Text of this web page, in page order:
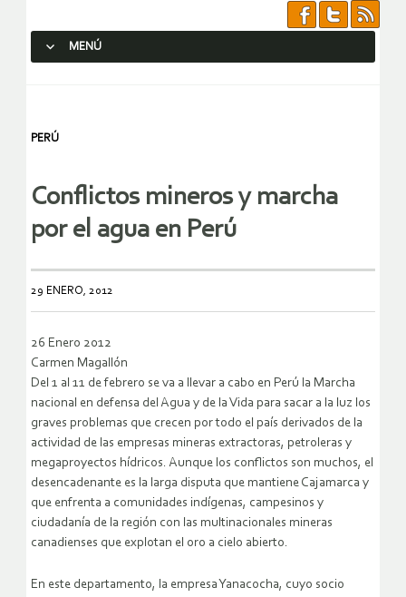
MENÚ
PERÚ
Conflictos mineros y marcha
por el agua en Perú
29 ENERO, 2012
26 Enero 2012
Carmen Magallón
Del 1 al 11 de febrero se va a llevar a cabo en Perú la Marcha
nacional en defensa del Agua y de la Vida para sacar a la luz los
graves problemas que crecen por todo el país derivados de la
actividad de las empresas mineras extractoras, petroleras y
megaproyectos hídricos. Aunque los conflictos son muchos, el
desencadenante es la larga disputa que mantiene Cajamarca y
que enfrenta a comunidades indígenas, campesinos y
ciudadanía de la región con las multinacionales mineras
canadienses que explotan el oro a cielo abierto.
En este departamento, la empresa Yanacocha, cuyo socio